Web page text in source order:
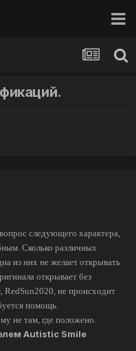
следующего характера,
Сколько различных
из них не желает открывать
открывает без
не происходит
помощь.
не там, где положено.
Autistic Smile